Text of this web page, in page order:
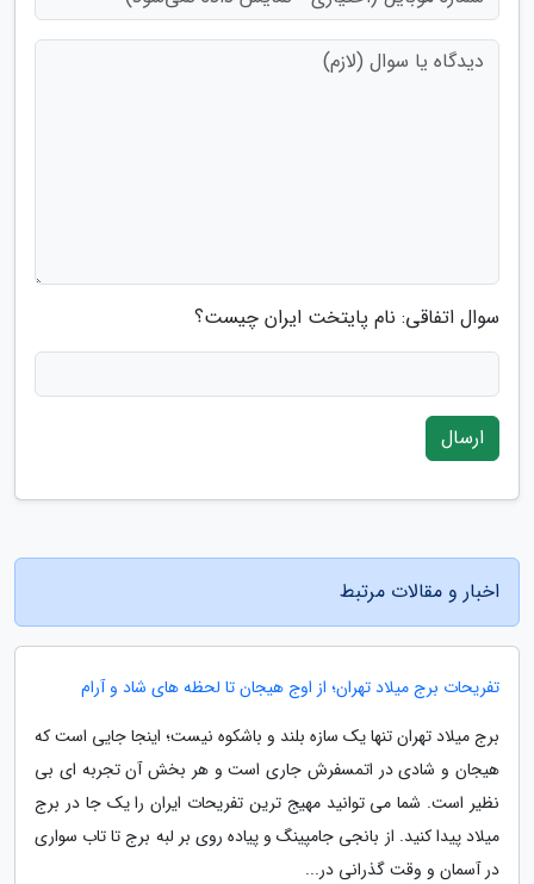
سوال اتفاقی: نام پایتخت ایران چیست؟
ارسال
اخبار و مقالات مرتبط
تفریحات برج میلاد تهران؛ از اوج هیجان تا لحظه های شاد و آرام
برج میلاد تهران تنها یک سازه بلند و باشکوه نیست؛ اینجا جایی است که
هیجان و شادی در اتمسفرش جاری است و هر بخش آن تجربه ای بی
نظیر است. شما می توانید مهیج ترین تفریحات ایران را یک جا در برج
میلاد پیدا کنید. از بانجی جامپینگ و پیاده روی بر لبه برج تا تاب سواری
در آسمان و وقت گذرانی در...